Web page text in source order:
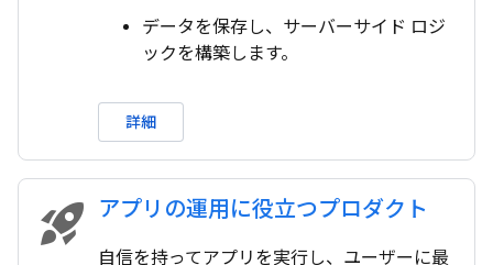
データを保存し、サーバーサイド ロジ
ックを構築します。
詳細
rocket_launch アプリの運用に役立つプロダクト
自信を持ってアプリを実行し、ユーザーに最